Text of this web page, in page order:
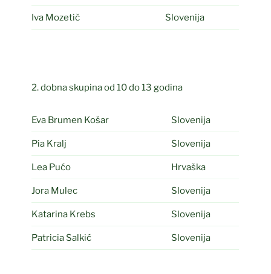
Iva Mozetič Slovenija
2. dobna skupina od 10 do 13 godina
Eva Brumen Košar Slovenija
Pia Kralj Slovenija
Lea Pućo Hrvaška
Jora Mulec Slovenija
Katarina Krebs Slovenija
Patricia Salkić Slovenija